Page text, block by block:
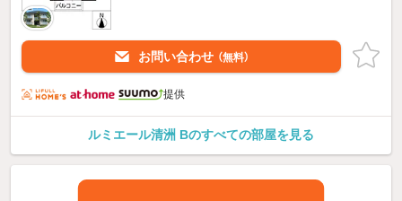
お問い合わせ （無料）
提供
ルミエール清洲 Bのすべての部屋を見る